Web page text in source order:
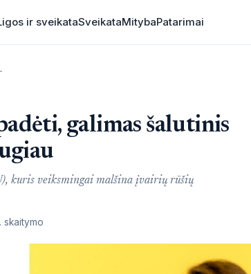
ir sveikataSveikataMitybaPatarimai
ir dar daugiau
galimas šalutinis
kuris veiksmingai malšina įvairių rūšių
skaitymo